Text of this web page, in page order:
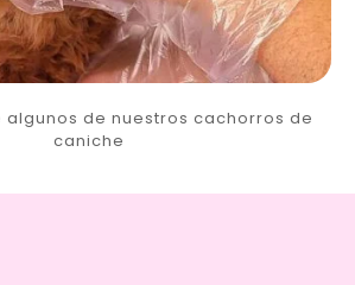
algunos de nuestros cachorros de
caniche